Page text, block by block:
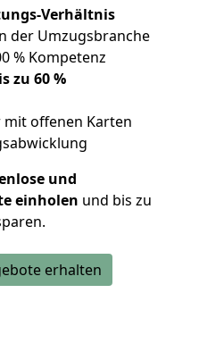
Verhältnis
der Umzugsbranche
% Kompetenz
zu 60 %
offenen Karten
und
einholen und bis zu
erhalten